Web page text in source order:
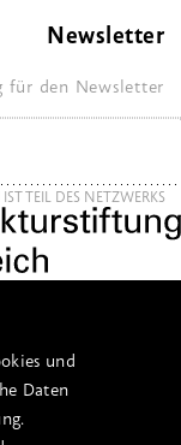
Newsletter
für den Newsletter
TEIL DES NETZWERKS
und
Daten